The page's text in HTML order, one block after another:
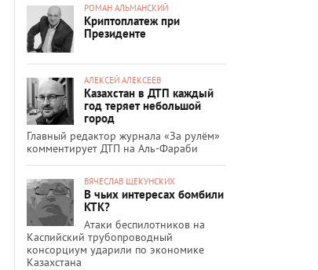
РОМАН АЛЬМАНСКИЙ
Криптоплатеж при
Президенте
АЛЕКСЕЙ АЛЕКСЕЕВ
Казахстан в ДТП каждый
год теряет небольшой
город
Главный редактор журнала «За рулём»
комментирует ДТП на Аль-Фараби
ВЯЧЕСЛАВ ЩЕКУНСКИХ
В чьих интересах бомбили
КТК?
Атаки беспилотников на
Каспийский трубопроводный
консорциум ударили по экономике
Казахстана